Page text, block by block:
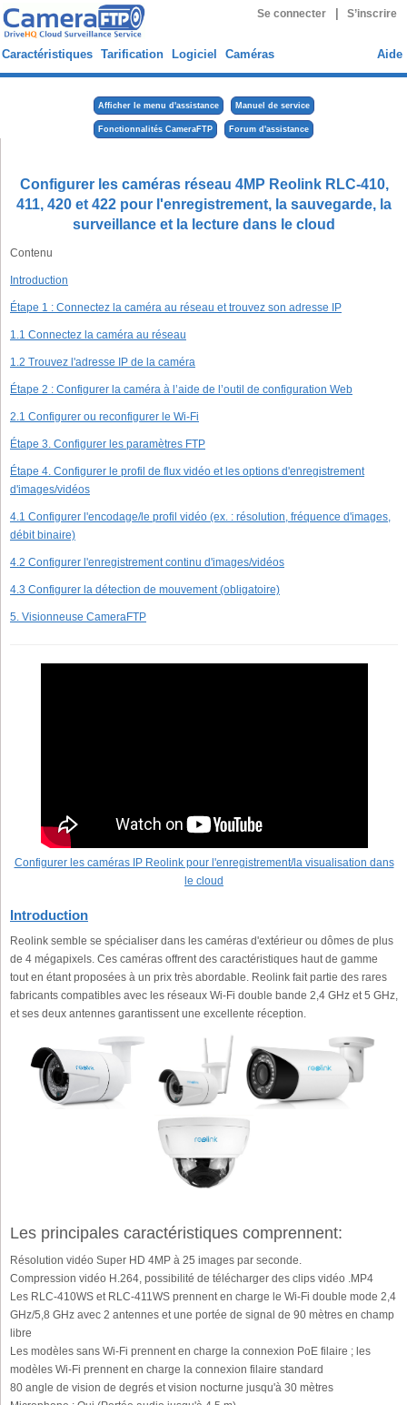
Se connecter S’inscrire
Caractéristiques Tarification Logiciel Caméras Aide
Afficher le menu d'assistance Manuel de service
Fonctionnalités CameraFTP Forum d'assistance
Configurer les caméras réseau 4MP Reolink RLC-410,
411, 420 et 422 pour l'enregistrement, la sauvegarde, la
surveillance et la lecture dans le cloud
Contenu
Introduction
Étape 1 : Connectez la caméra au réseau et trouvez son adresse IP
1.1 Connectez la caméra au réseau
1.2 Trouvez l'adresse IP de la caméra
Étape 2 : Configurer la caméra à l’aide de l’outil de configuration Web
2.1 Configurer ou reconfigurer le Wi-Fi
Étape 3. Configurer les paramètres FTP
Étape 4. Configurer le profil de flux vidéo et les options d'enregistrement
d'images/vidéos
4.1 Configurer l'encodage/le profil vidéo (ex. : résolution, fréquence d'images,
débit binaire)
4.2 Configurer l'enregistrement continu d'images/vidéos
4.3 Configurer la détection de mouvement (obligatoire)
5. Visionneuse CameraFTP
Configurer les caméras IP Reolink pour l'enregistrement/la visualisation dans
le cloud
Introduction
Reolink semble se spécialiser dans les caméras d'extérieur ou dômes de plus
de 4 mégapixels. Ces caméras offrent des caractéristiques haut de gamme
tout en étant proposées à un prix très abordable. Reolink fait partie des rares
fabricants compatibles avec les réseaux Wi-Fi double bande 2,4 GHz et 5 GHz,
et ses deux antennes garantissent une excellente réception.
Les principales caractéristiques comprennent:
Résolution vidéo Super HD 4MP à 25 images par seconde.
Compression vidéo H.264, possibilité de télécharger des clips vidéo .MP4
Les RLC-410WS et RLC-411WS prennent en charge le Wi-Fi double mode 2,4
GHz/5,8 GHz avec 2 antennes et une portée de signal de 90 mètres en champ
libre
Les modèles sans Wi-Fi prennent en charge la connexion PoE filaire ; les
modèles Wi-Fi prennent en charge la connexion filaire standard
80 angle de vision de degrés et vision nocturne jusqu'à 30 mètres